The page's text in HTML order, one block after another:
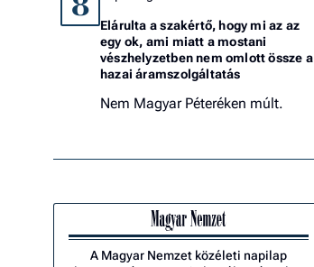
Elárulta a szakértő, hogy mi az az
egy ok, ami miatt a mostani
vészhelyzetben nem omlott össze a
hazai áramszolgáltatás
Nem Magyar Péteréken múlt.
A Magyar Nemzet közéleti napilap